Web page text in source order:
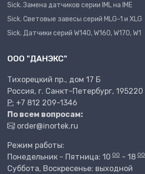
Sick. Замена датчиков серии IML на IME
Sick. Световые завесы серий MLG-1 и XLG
Sick. Датчики серий W140, W160, W170, W1
ООО "ДАНЭКС"
Тихорецкий пр., дом 17 Б
Россия, г. Санкт-Петербург, 195220
P: +7 812 209-1346
По всем вопросам:
order@inortek.ru
Режим работы:
Понедельник - Пятница: 10 00 - 18 00
Суббота, Воскресенье: выходной